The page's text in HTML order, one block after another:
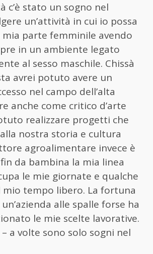
c’è stato un sogno nel
un’attività in cui io possa
mia parte femminile avendo
in un ambiente legato
al sesso maschile. Chissà
avrei potuto avere un
nel campo dell’alta
anche come critico d’arte
realizzare progetti che
nostra storia e cultura
agroalimentare invece è
da bambina la mia linea
le mie giornate e qualche
mio tempo libero. La fortuna
alle spalle forse ha
le mie scelte lavorative.
– a volte sono solo sogni nel